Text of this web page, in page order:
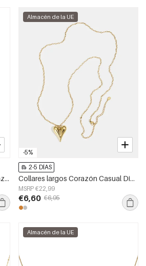
Collar de longitud media con corazón colgante
-5%
Almacén de la UE
2-5 DÍAS
Collares largos Corazón Casual Diario Serie Simple Joyería de mujer
MSRP €22,99
€6,60 €6,95
Almacén de la UE